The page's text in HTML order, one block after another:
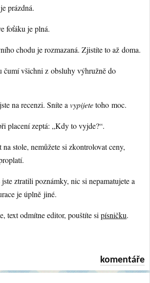
prázdná.
foťáku je plná.
chodu je rozmazaná. Zjistíte to až doma.
čumí všichni z obsluhy výhružně do
na recenzi. Sníte a vypijetetoho moc.
placení zeptá: „Kdy to vyjde?“.
na stole, nemůžete si zkontrolovat ceny,
ztratili poznámky, nic si nepamatujete a
je úplně jiné.
text odmítne editor, pouštíte si písničku.
komentáře